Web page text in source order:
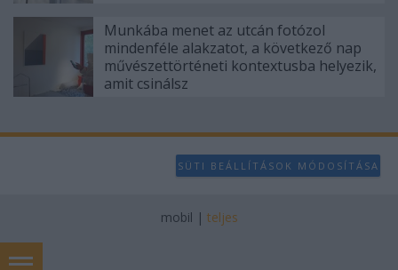
Munkába menet az utcán fotózol
mindenféle alakzatot, a következő nap
művészettörténeti kontextusba helyezik,
amit csinálsz
SÜTI BEÁLLÍTÁSOK MÓDOSÍTÁSA
mobil | teljes